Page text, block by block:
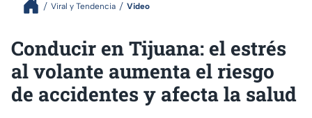
Viral y Tendencia Video
Conducir en Tijuana: el estrés
al volante aumenta el riesgo
de accidentes y afecta la salud